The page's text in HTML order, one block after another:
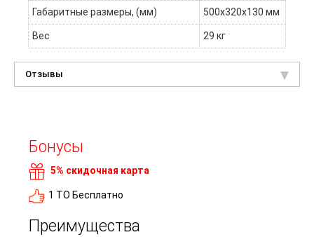
Габаритные размеры, (мм) 500x320x130 мм
Вес 29 кг
Отзывы
Бонусы
5% скидочная карта
1 ТО Бесплатно
Преимущества